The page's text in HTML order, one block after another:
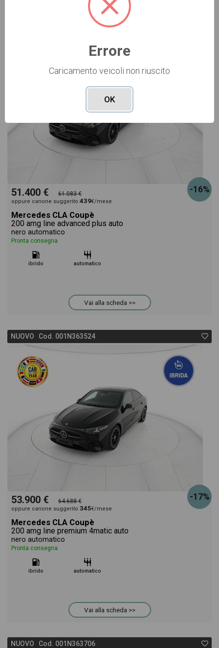
-16%
51.400 € 61.083 €
oppure canone suggerito 439€/mese
Mercedes CLA Coupè
200 amg line advanced plus auto
nero automatico
Pronta consegna
ibrido automatico
Vai alla scheda >>
NUOVO Cod. 001N363524
-17%
53.900 € 64.688 €
oppure canone suggerito 345€/mese
Mercedes CLA Coupè
200 amg line premium 4matic auto
nero automatico
Pronta consegna
ibrido automatico
Vai alla scheda >>
NUOVO Cod. 001N363706
Errore
Caricamento veicoli non riuscito
OK